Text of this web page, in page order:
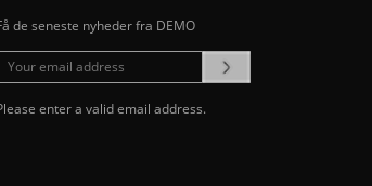
de seneste nyheder fra DEMO
enter a valid email address.